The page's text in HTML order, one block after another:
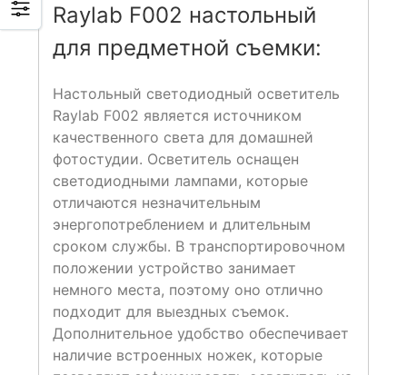
Raylab F002 настольный
для предметной съемки:
Настольный светодиодный осветитель
Raylab F002 является источником
качественного света для домашней
фотостудии. Осветитель оснащен
светодиодными лампами, которые
отличаются незначительным
энергопотреблением и длительным
сроком службы. В транспортировочном
положении устройство занимает
немного места, поэтому оно отлично
подходит для выездных съемок.
Дополнительное удобство обеспечивает
наличие встроенных ножек, которые